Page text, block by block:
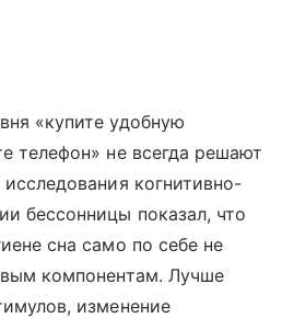
«купите удобную
телефон» не всегда решают
когнитивно-
бессонницы показал, что
сна само по себе не
компонентам. Лучше
изменение